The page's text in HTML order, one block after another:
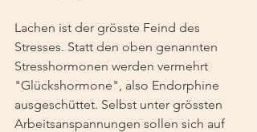
Lachen ist der grösste Feind des
Stresses. Statt den oben genannten
Stresshormonen werden vermehrt
"Glückshormone", also Endorphine
ausgeschüttet. Selbst unter grössten
Arbeitsanspannungen sollen sich auf